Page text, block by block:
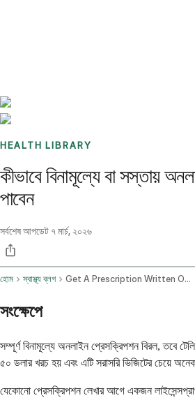
HEALTH LIBRARY
কীভাবে বিনামূল্যে বা সস্তায়
পাবেন
সর্বশেষ আপডেট ৭ মার্চ, ২০২৬
হোম স্বাস্থ্য ব্লগ Get A Prescription Written Online Free
সংক্ষেপে
সম্পূর্ণ বিনামূল্যে অনলাইন প্রেসক্রিপশন বিরল, তবে
৫০ ডলার খরচ হয় এবং এটি সরাসরি ভিজিটের চেয়ে
যেকোনো প্রেসক্রিপশন লেখার আগে একজন